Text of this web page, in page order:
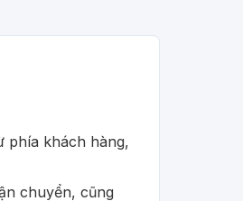
phía khách hàng,
chuyển, cũng